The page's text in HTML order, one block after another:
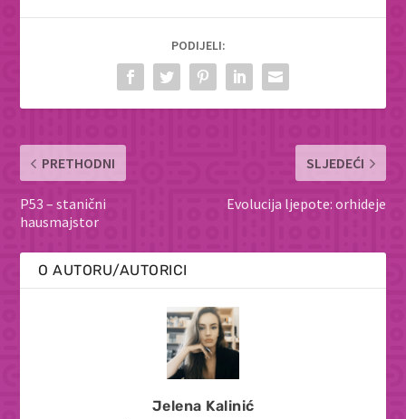
PODIJELI:
PRETHODNI
P53 – stanični
hausmajstor
SLJEDEĆI
Evolucija ljepote: orhideje
O AUTORU/AUTORICI
Jelena Kalinić